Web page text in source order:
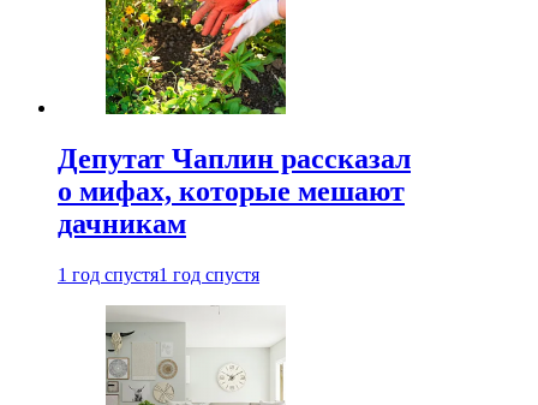
Депутат Чаплин рассказал
о мифах, которые мешают
дачникам
1 год спустя1 год спустя